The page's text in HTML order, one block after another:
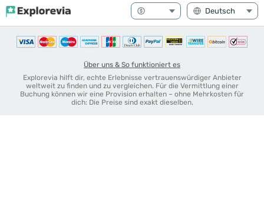
Über uns & So funktioniert es
Explorevia hilft dir, echte Erlebnisse vertrauenswürdiger Anbieter
weltweit zu finden und zu vergleichen. Für die Vermittlung einer
Buchung können wir eine Provision erhalten – ohne Mehrkosten für
dich: Die Preise sind exakt dieselben.